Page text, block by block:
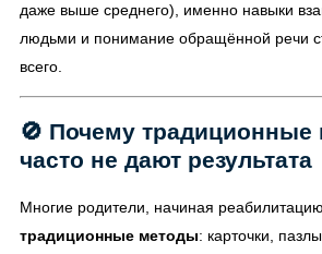
даже выше среднего), именно навыки
людьми и понимание обращённой речи
всего.
🚫 Почему традиционные
часто не дают результата
Многие родители, начиная
традиционные методы: карточки,